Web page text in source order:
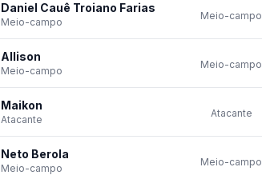
Daniel Cauê Troiano Farias
Meio-campo
Meio-campo
Allison
Meio-campo
Meio-campo
Maikon
Atacante
Atacante
Neto Berola
Meio-campo
Meio-campo